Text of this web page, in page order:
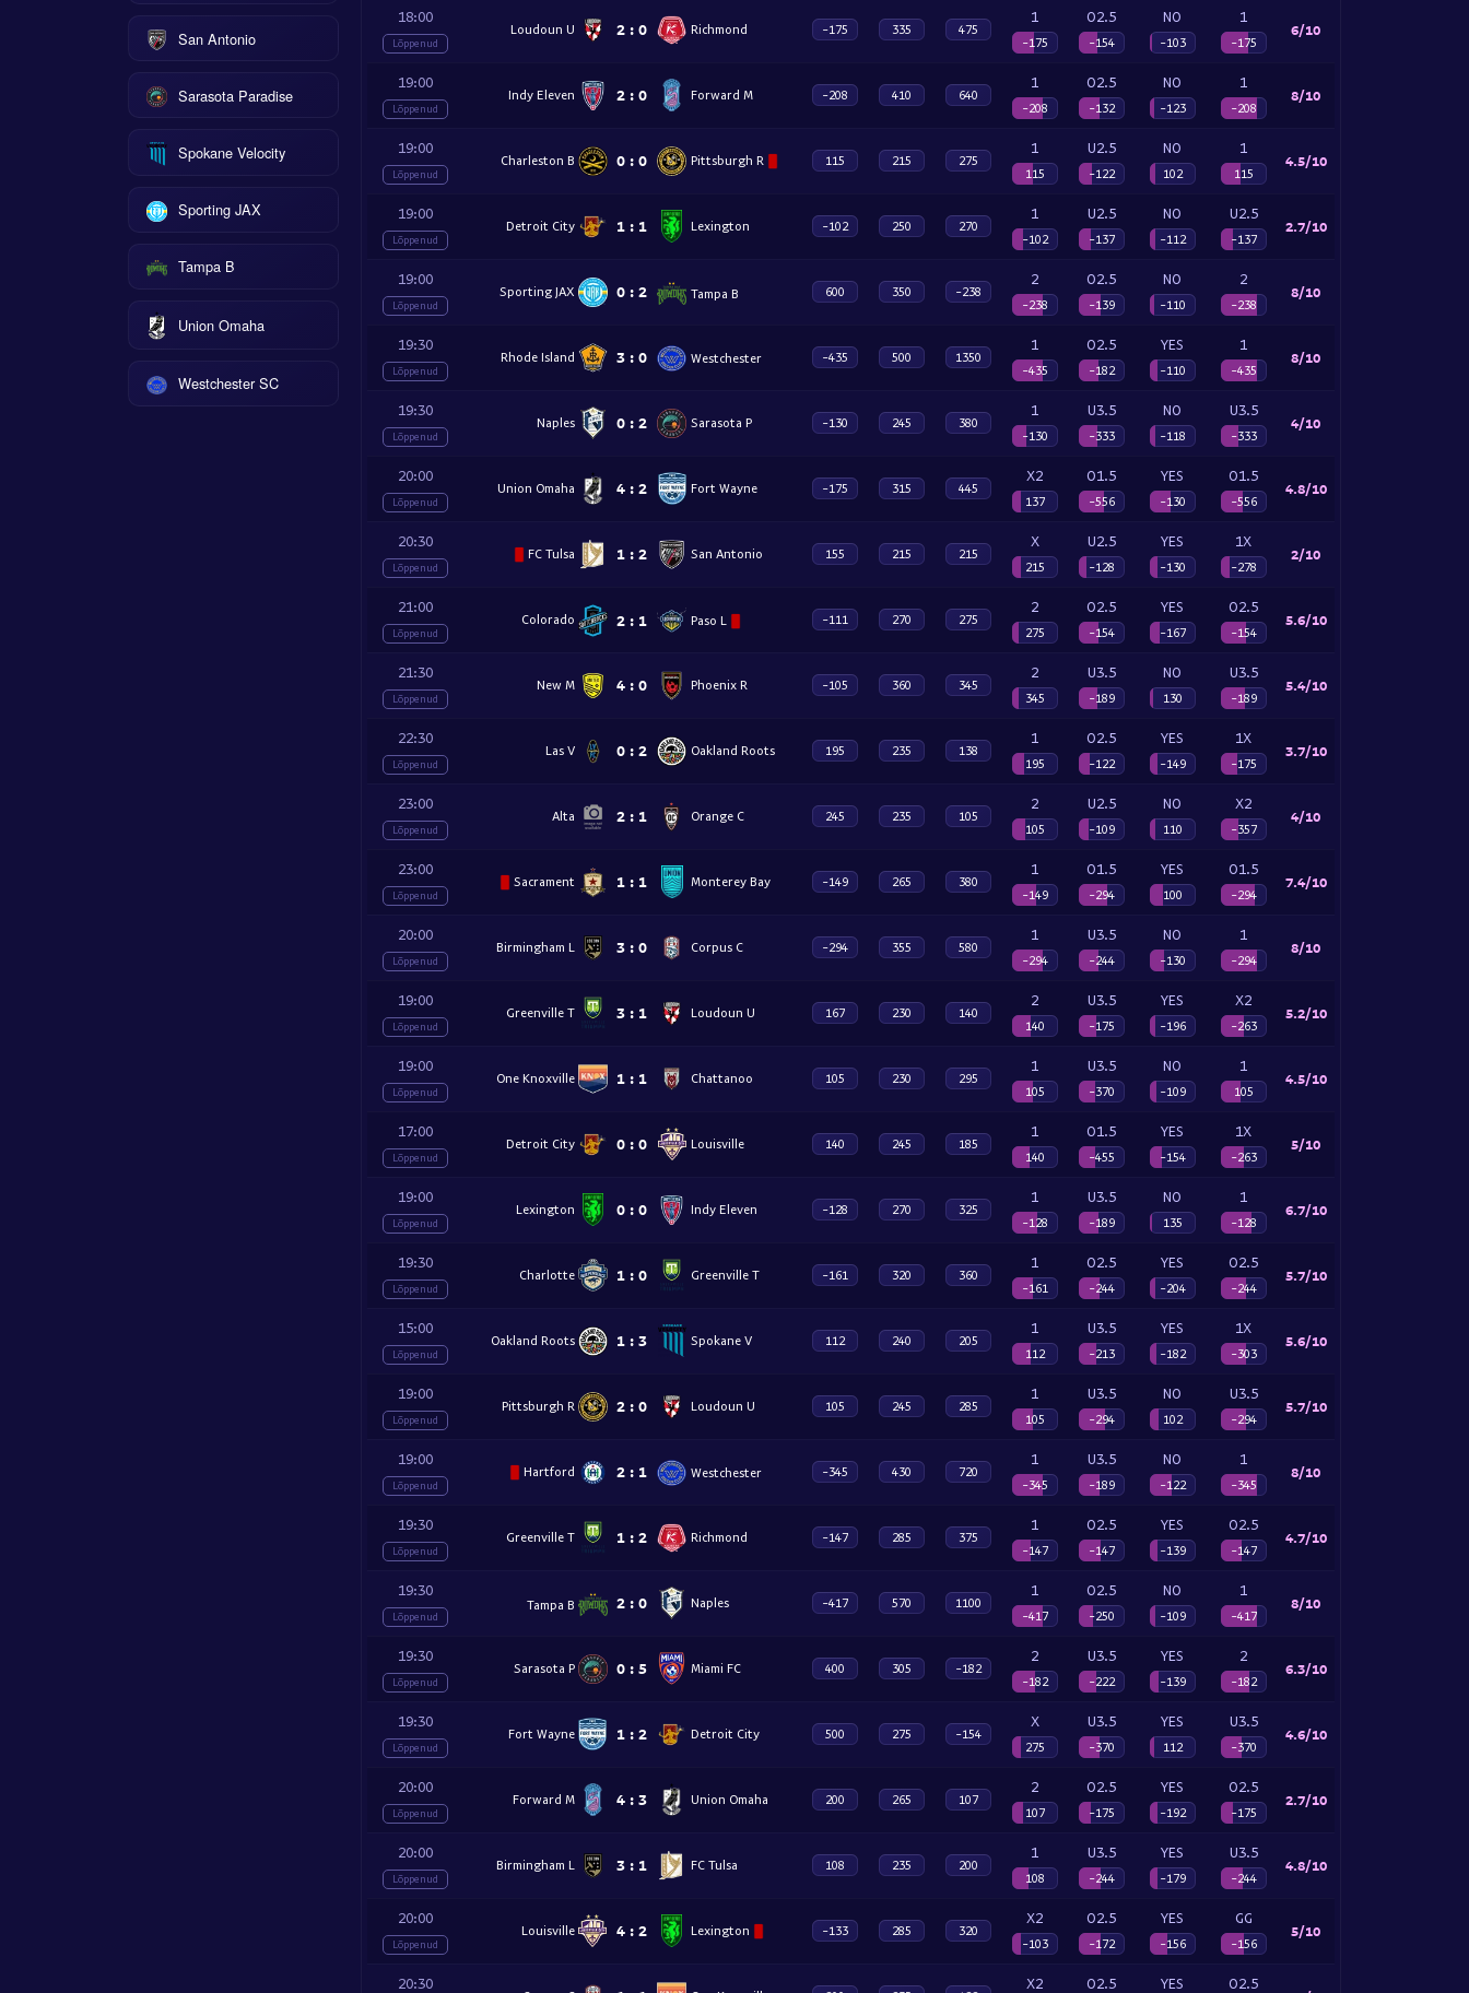
San Antonio
Sarasota Paradise
Spokane Velocity
Sporting JAX
Tampa B
Union Omaha
Westchester SC
18:00
Lõppenud
Loudoun U 2 : 0 Richmond -175 335 475
1
-175
O2.5
-154
NO
-103
1
-175
6/10
19:00
Lõppenud
Indy Eleven 2 : 0 Forward M -208 410 640
1
-208
O2.5
-132
NO
-123
1
-208
8/10
19:00
Lõppenud
Charleston B 0 : 0 Pittsburgh R 115 215 275
1
115
U2.5
-122
NO
102
1
115
4.5/10
19:00
Lõppenud
Detroit City 1 : 1 Lexington -102 250 270
1
-102
U2.5
-137
NO
-112
U2.5
-137
2.7/10
19:00
Lõppenud
Sporting JAX 0 : 2 Tampa B 600 350 -238
2
-238
O2.5
-139
NO
-110
2
-238
8/10
19:30
Lõppenud
Rhode Island 3 : 0 Westchester -435 500 1350
1
-435
O2.5
-182
YES
-110
1
-435
8/10
19:30
Lõppenud
Naples 0 : 2 Sarasota P -130 245 380
1
-130
U3.5
-333
NO
-118
U3.5
-333
4/10
20:00
Lõppenud
Union Omaha 4 : 2 Fort Wayne -175 315 445
X2
137
O1.5
-556
YES
-130
O1.5
-556
4.8/10
20:30
Lõppenud
FC Tulsa 1 : 2 San Antonio 155 215 215
X
215
U2.5
-128
YES
-130
1X
-278
2/10
21:00
Lõppenud
Colorado 2 : 1 Paso L -111 270 275
2
275
O2.5
-154
YES
-167
O2.5
-154
5.6/10
21:30
Lõppenud
New M 4 : 0 Phoenix R -105 360 345
2
345
U3.5
-189
NO
130
U3.5
-189
5.4/10
22:30
Lõppenud
Las V 0 : 2 Oakland Roots 195 235 138
1
195
O2.5
-122
YES
-149
1X
-175
3.7/10
23:00
Lõppenud
Alta 2 : 1 Orange C 245 235 105
2
105
U2.5
-109
NO
110
X2
-357
4/10
23:00
Lõppenud
Sacrament 1 : 1 Monterey Bay -149 265 380
1
-149
O1.5
-294
YES
100
O1.5
-294
7.4/10
20:00
Lõppenud
Birmingham L 3 : 0 Corpus C -294 355 580
1
-294
U3.5
-244
NO
-130
1
-294
8/10
19:00
Lõppenud
Greenville T 3 : 1 Loudoun U 167 230 140
2
140
U3.5
-175
YES
-196
X2
-263
5.2/10
19:00
Lõppenud
One Knoxville 1 : 1 Chattanoo 105 230 295
1
105
U3.5
-370
NO
-109
1
105
4.5/10
17:00
Lõppenud
Detroit City 0 : 0 Louisville 140 245 185
1
140
O1.5
-455
YES
-154
1X
-263
5/10
19:00
Lõppenud
Lexington 0 : 0 Indy Eleven -128 270 325
1
-128
U3.5
-189
NO
135
1
-128
6.7/10
19:30
Lõppenud
Charlotte 1 : 0 Greenville T -161 320 360
1
-161
O2.5
-244
YES
-204
O2.5
-244
5.7/10
15:00
Lõppenud
Oakland Roots 1 : 3 Spokane V 112 240 205
1
112
U3.5
-213
YES
-182
1X
-303
5.6/10
19:00
Lõppenud
Pittsburgh R 2 : 0 Loudoun U 105 245 285
1
105
U3.5
-294
NO
102
U3.5
-294
5.7/10
19:00
Lõppenud
Hartford 2 : 1 Westchester -345 430 720
1
-345
U3.5
-189
NO
-122
1
-345
8/10
19:30
Lõppenud
Greenville T 1 : 2 Richmond -147 285 375
1
-147
O2.5
-147
YES
-139
O2.5
-147
4.7/10
19:30
Lõppenud
Tampa B 2 : 0 Naples -417 570 1100
1
-417
O2.5
-250
NO
-109
1
-417
8/10
19:30
Lõppenud
Sarasota P 0 : 5 Miami FC 400 305 -182
2
-182
U3.5
-222
YES
-139
2
-182
6.3/10
19:30
Lõppenud
Fort Wayne 1 : 2 Detroit City 500 275 -154
X
275
U3.5
-370
YES
112
U3.5
-370
4.6/10
20:00
Lõppenud
Forward M 4 : 3 Union Omaha 200 265 107
2
107
O2.5
-175
YES
-192
O2.5
-175
2.7/10
20:00
Lõppenud
Birmingham L 3 : 1 FC Tulsa 108 235 200
1
108
U3.5
-244
YES
-179
U3.5
-244
4.8/10
20:00
Lõppenud
Louisville 4 : 2 Lexington -133 285 320
X2
-103
O2.5
-172
YES
-156
GG
-156
5/10
20:30 X2 O2.5 YES O2.5